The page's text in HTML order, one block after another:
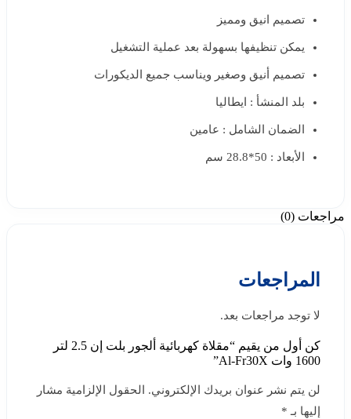
تصميم انيق ومميز
يمكن تنظيفها بسهولة بعد عملية التشغيل
تصميم أنيق وصغير ويناسب جميع الديكورات
بلد المنشأ : ايطاليا
الضمان الشامل : عامين
الأبعاد : 50*28.8 سم
مراجعات (0)
المراجعات
لا توجد مراجعات بعد.
كن أول من يقيم “مقلاة كهربائية ألجور بلت إن 2.5 لتر
1600 وات Al-Fr30X”
لن يتم نشر عنوان بريدك الإلكتروني.
الحقول الإلزامية مشار
إليها بـ *